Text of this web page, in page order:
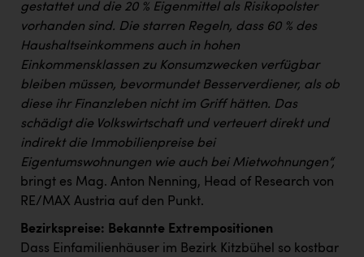
gestattet und die 20 % Eigenmittel als Risikopolster
vorhanden sind. Die starren Regeln, dass 60 % des
Haushaltseinkommens auch in hohen
Einkommensklassen zu Konsumzwecken verfügbar
bleiben müssen, bevormundet Besserverdiener, als ob
diese ihr Finanzleben nicht im Griff hätten. Das
schädigt die Volkswirtschaft und verteuert direkt und
indirekt die Immobilienpreise bei
Eigentumswohnungen wie auch bei Mietwohnungen“,
bringt es Mag. Anton Nenning, Head of Research von
RE/MAX Austria auf den Punkt.
Bezirkspreise: Bekannte Extrempositionen
Dass Einfamilienhäuser im Bezirk Kitzbühel so kostbar